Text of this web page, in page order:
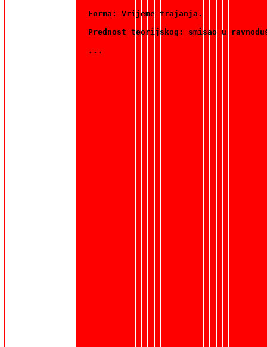
Forma: Vrijeme trajanja.
Prednost teorijskog: smisao u
...